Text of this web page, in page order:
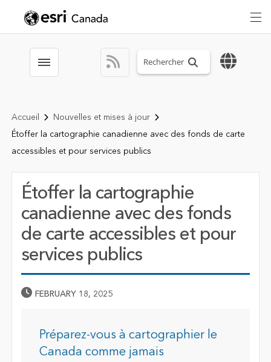
Toggle menubar Search sitewide
Accueil
Nouvelles et mises à jour
Étoffer la cartographie canadienne avec des fonds de carte
accessibles et pour services publics
Étoffer la cartographie
canadienne avec des fonds
de carte accessibles et pour
services publics
Published Date
FEBRUARY 18, 2025
Préparez-vous à cartographier le
Canada comme jamais